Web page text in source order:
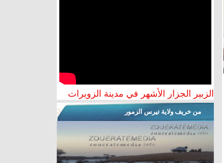
الزبير الجزار الأشهر في مدينة الزويرات
من خريف ولاية تيرس الزمور